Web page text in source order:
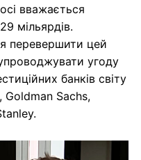
вважається
мільярдів.
перевершити цей
угоду
банків світу
Sachs,